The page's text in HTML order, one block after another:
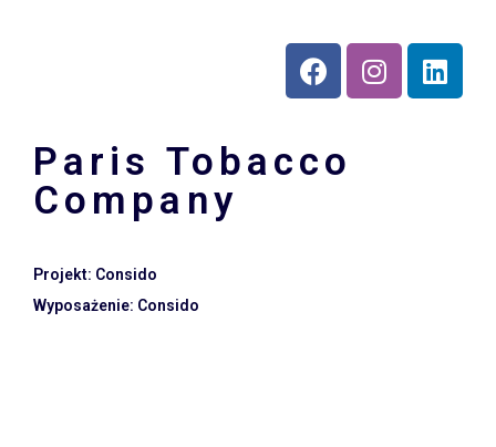
Paris Tobacco
Company
Projekt: Consido
Wyposażenie: Consido